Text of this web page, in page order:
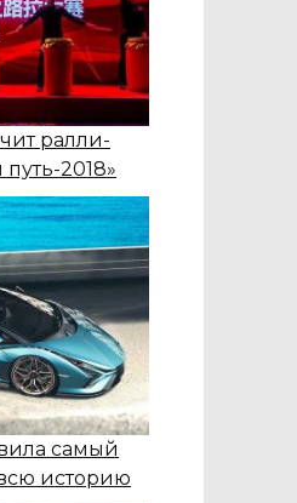
ралли-
2018»
самый
историю